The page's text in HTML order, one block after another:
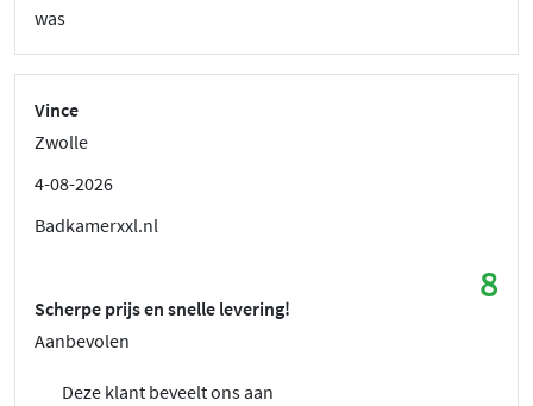
was
Vince
Zwolle
4-08-2026
Badkamerxxl.nl
8
Scherpe prijs en snelle levering!
Aanbevolen
Deze klant beveelt ons aan